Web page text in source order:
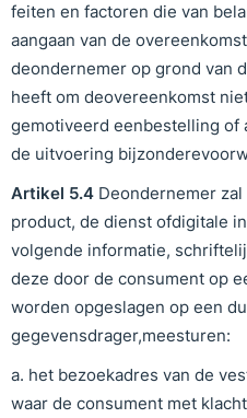
feiten en factoren die van
aangaan van de
deondernemer op grond van
heeft om deovereenkomst
gemotiveerd eenbestelling of
de uitvoering
Artikel 5.4 Deondernemer
product, de dienst ofdigitale
volgende informatie,
deze door de consument op
worden opgeslagen op een
gegevensdrager,meesturen:
a. het bezoekadres van de
waar de consument met